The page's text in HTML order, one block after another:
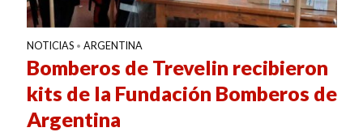
NOTICIAS • ARGENTINA
Bomberos de Trevelin recibieron
kits de la Fundación Bomberos de
Argentina